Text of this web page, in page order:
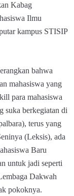
Kabag
Ilmu
kampus STISIP
bahwa
mahasiswa yang
para mahasiswa
suka berkegiatan di
terus yang
(Leksis), ada
Baru
untuk jadi seperti
Dakwah
pokoknya.